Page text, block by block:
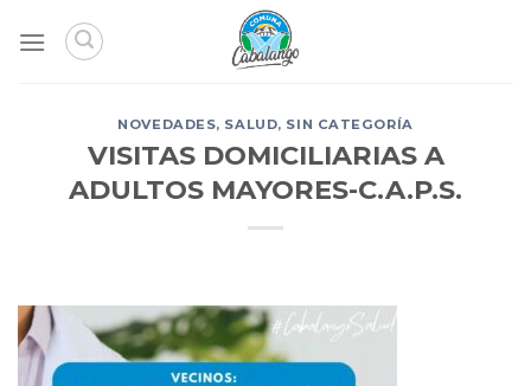
NOVEDADES, SALUD, SIN CATEGORÍA
VISITAS DOMICILIARIAS A
ADULTOS MAYORES-C.A.P.S.